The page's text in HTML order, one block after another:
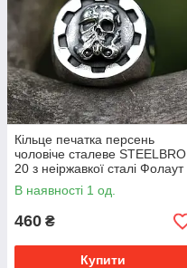
Кільце печатка персень
чоловіче сталеве STEELBRO
20 з неіржавкої сталі Фолаут
19
В наявності 1 од.
460 ₴
Купити